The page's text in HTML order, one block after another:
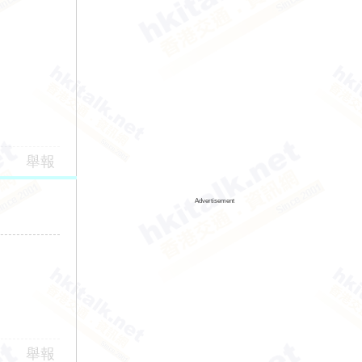
舉報
舉報
Advertisement